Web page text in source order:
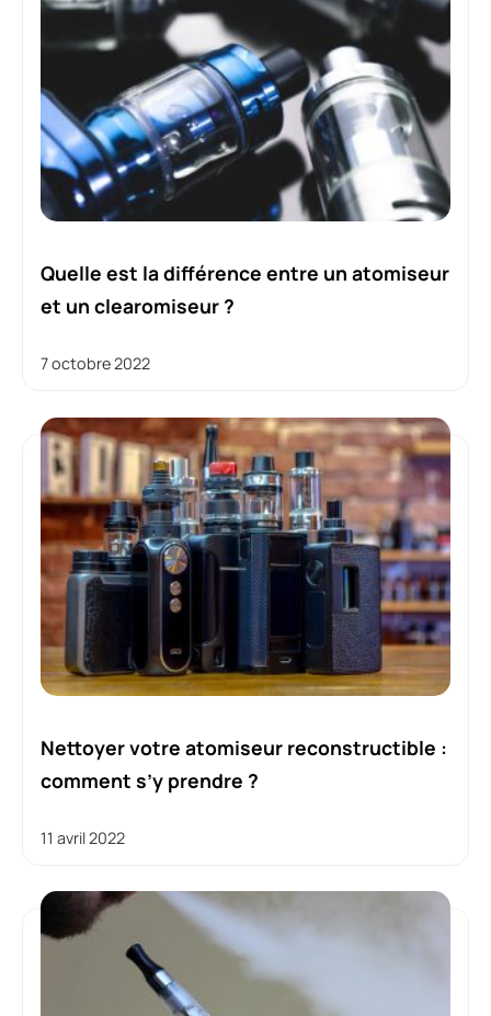
Quelle est la différence entre un atomiseur
et un clearomiseur ?
7 octobre 2022
Nettoyer votre atomiseur reconstructible :
comment s’y prendre ?
11 avril 2022